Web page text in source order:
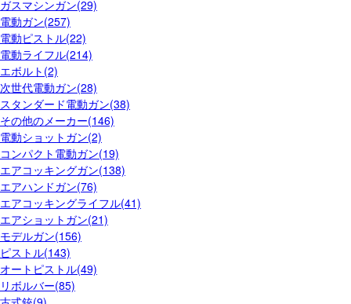
ガスマシンガン(29)
電動ガン(257)
電動ピストル(22)
電動ライフル(214)
エボルト(2)
次世代電動ガン(28)
スタンダード電動ガン(38)
その他のメーカー(146)
電動ショットガン(2)
コンパクト電動ガン(19)
エアコッキングガン(138)
エアハンドガン(76)
エアコッキングライフル(41)
エアショットガン(21)
モデルガン(156)
ピストル(143)
オートピストル(49)
リボルバー(85)